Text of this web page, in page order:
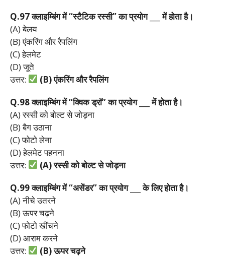
Q.97क्लाइम्बिंगमें “स्टैटिकरस्सी”काप्रयोग ___मेंहोताहै।
(A) बेलय
(B) एंकरिंग और रैपलिंग
(C) हेलमेट
(D) जूते
उत्तर:
(B)एंकरिंगऔररैपलिंग
Q.98क्लाइम्बिंगमें “क्विकड्रॉ”काप्रयोग ___मेंहोताहै।
(A) रस्सी को बोल्ट से जोड़ना
(B) बैग उठाना
(C) फोटो लेना
(D) हेलमेट पहनना
उत्तर:
(A)रस्सीकोबोल्टसेजोड़ना
Q.99क्लाइम्बिंगमें “असेंडर”काप्रयोग ___केलिएहोताहै।
(A) नीचे उतरने
(B) ऊपर चढ़ने
(C) फोटो खींचने
(D) आराम करने
उत्तर:
(B)ऊपरचढ़ने